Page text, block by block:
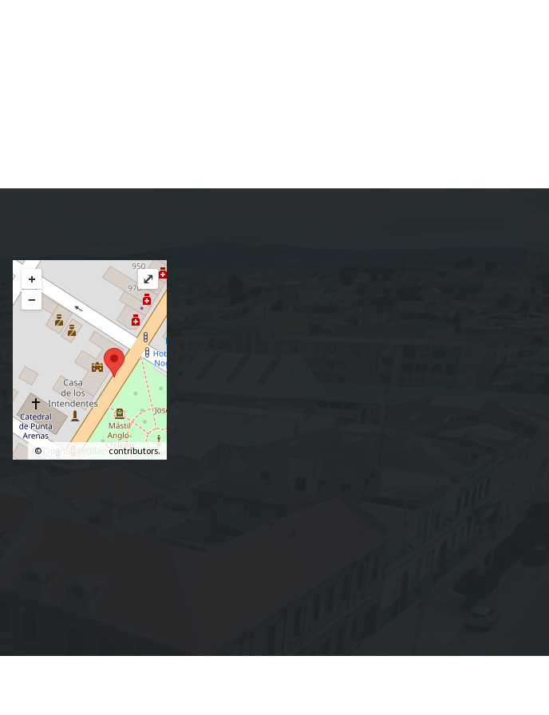
+
−
© OpenStreetMapcontributors.
⤢